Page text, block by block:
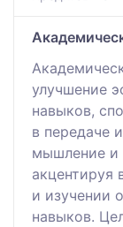
улучшение
навыков,
в передаче
мышление и
акцентируя
и изучении
навыков.